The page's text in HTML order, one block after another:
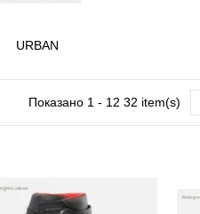
URBAN
Показано 1 - 12 32 item(s)